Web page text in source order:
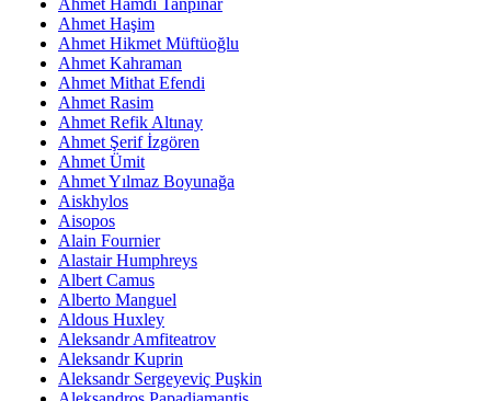
Ahmet Hamdi Tanpınar
Ahmet Haşim
Ahmet Hikmet Müftüoğlu
Ahmet Kahraman
Ahmet Mithat Efendi
Ahmet Rasim
Ahmet Refik Altınay
Ahmet Şerif İzgören
Ahmet Ümit
Ahmet Yılmaz Boyunağa
Aiskhylos
Aisopos
Alain Fournier
Alastair Humphreys
Albert Camus
Alberto Manguel
Aldous Huxley
Aleksandr Amfiteatrov
Aleksandr Kuprin
Aleksandr Sergeyeviç Puşkin